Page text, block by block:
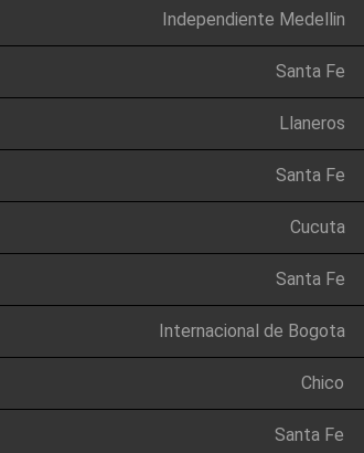
Independiente Medellin
Santa Fe
Llaneros
Santa Fe
Cucuta
Santa Fe
Internacional de Bogota
Chico
Santa Fe